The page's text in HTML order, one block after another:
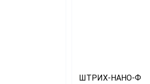
ШТРИХ-НАНО-Ф